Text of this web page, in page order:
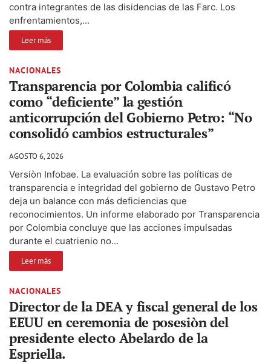
contra integrantes de las disidencias de las Farc. Los
enfrentamientos,...
Leer más
NACIONALES
Transparencia por Colombia calificó
como “deficiente” la gestión
anticorrupción del Gobierno Petro: “No
consolidó cambios estructurales”
AGOSTO 6, 2026
Versiòn Infobae. La evaluación sobre las políticas de
transparencia e integridad del gobierno de Gustavo Petro
deja un balance con más deficiencias que
reconocimientos. Un informe elaborado por Transparencia
por Colombia concluye que las acciones impulsadas
durante el cuatrienio no...
Leer más
NACIONALES
Director de la DEA y fiscal general de los
EEUU en ceremonia de posesiòn del
presidente electo Abelardo de la
Espriella.